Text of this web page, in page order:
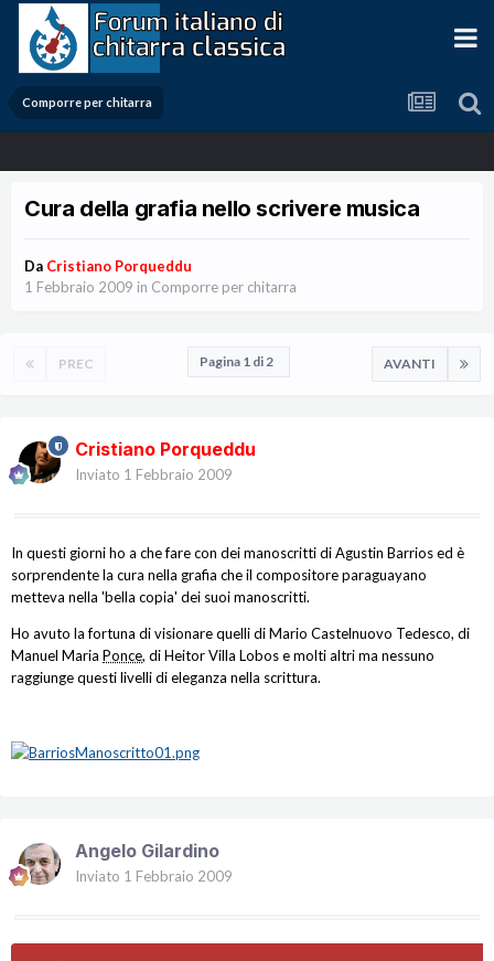
Comporre per chitarra
Cura della grafia nello scrivere musica
Da Cristiano Porqueddu
1 Febbraio 2009 in Comporre per chitarra
PREC AVANTI
Pagina 1 di 2
Cristiano Porqueddu
Inviato 1 Febbraio 2009
In questi giorni ho a che fare con dei manoscritti di Agustin Barrios ed è
sorprendente la cura nella grafia che il compositore paraguayano
metteva nella 'bella copia' dei suoi manoscritti.
Ho avuto la fortuna di visionare quelli di Mario Castelnuovo Tedesco, di
Manuel Maria Ponce, di Heitor Villa Lobos e molti altri ma nessuno
raggiunge questi livelli di eleganza nella scrittura.
Angelo Gilardino
Inviato 1 Febbraio 2009